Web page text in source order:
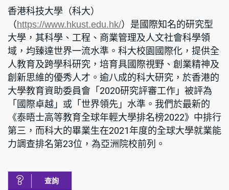
香港科技大學（科大）
（https://www.hkust.edu.hk/）是國際知名的研究型
大學，其科學、工程、商業管理及人文社會科學領
域，均臻達世界一流水準。科大校園國際化，提供全
人教育及跨學科研究，培育具國際視野、創業精神及
創新思維的優秀人才。逾八成的科大研究，於香港的
大學教育資助委員會「2020研究評審工作」被評為
「國際卓越」或「世界領先」水準。我們於最新的
《泰晤士高等教育全球年輕大學排名榜2022》中排行
第三，而科大的畢業生在2021年度的全球大學就業能
力調查排名第23位，為亞洲院校前列。
查詢